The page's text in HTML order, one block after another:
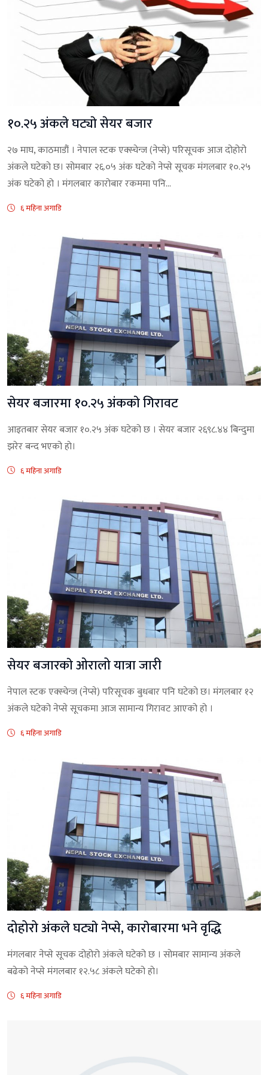
१०.२५ अंकले घट्याे सेयर बजार
२७ माघ, काठमाडौं । नेपाल स्टक एक्स्चेन्ज (नेप्से) परिसूचक आज दोहोरो
अंकले घटेकाे छ। सोमबार २६.०५ अंक घटेको नेप्से सूचक मंगलबार १०.२५
अंक घटेको हो । मंगलबार कारोबार रकममा पनि...
६ महिना अगाडि
सेयर बजारमा १०.२५ अंककाे गिरावट
आइतबार सेयर बजार १०.२५ अंक घटेको छ । सेयर बजार २६९८.४४ बिन्दुमा
झरेर बन्द भएको हाे।
६ महिना अगाडि
सेयर बजारकाे ओरालो यात्रा जारी
नेपाल स्टक एक्स्चेन्ज (नेप्से) परिसूचक बुधबार पनि घटेकाे छ। मंगलबार १२
अंकले घटेको नेप्से सूचकमा आज सामान्य गिरावट आएको हो ।
६ महिना अगाडि
दोहोरो अंकले घट्याे नेप्से, काराेबारमा भने वृद्धि
मंगलबार नेप्से सूचक दोहोरो अंकले घटेको छ । सोमबार सामान्य अंकले
बढेको नेप्से मंगलबार १२.५८ अंकले घटेको हाे।
६ महिना अगाडि